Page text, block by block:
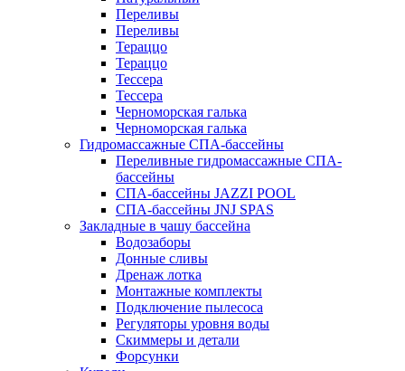
Переливы
Переливы
Тераццо
Тераццо
Тессера
Тессера
Черноморская галька
Черноморская галька
Гидромассажные СПА-бассейны
Переливные гидромассажные СПА-
бассейны
СПА-бассейны JAZZI POOL
СПА-бассейны JNJ SPAS
Закладные в чашу бассейна
Водозаборы
Донные сливы
Дренаж лотка
Монтажные комплекты
Подключение пылесоса
Регуляторы уровня воды
Скиммеры и детали
Форсунки